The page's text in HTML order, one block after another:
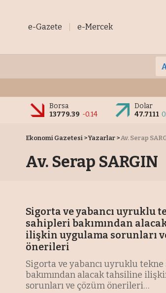
e-Gazete e-Mercek
Borsa
13779.39 -0.14
Dolar
47.7111
Ekonomi Gazetesi >Yazarlar >Av. Serap
Av. Serap SARGIN
Sigorta ve yabancı uyruklu
sahipleri bakımından
ilişkin uygulama sorunları
önerileri
Sigorta ve yabancı uyruklu
bakımından alacak tahsiline
sorunları ve çözüm önerileri…